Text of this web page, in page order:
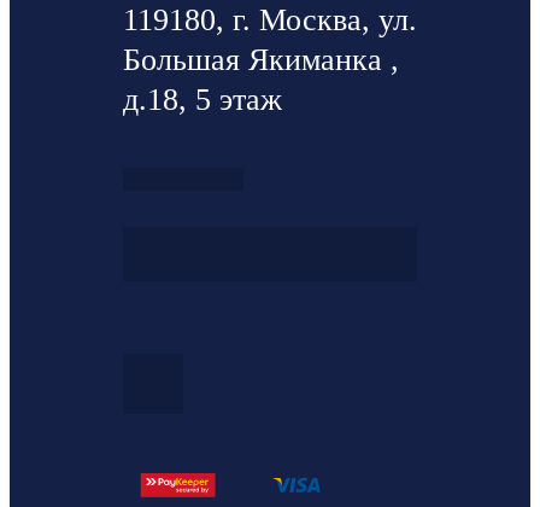
119180, г. Москва, ул.
Большая Якиманка ,
д.18, 5 этаж